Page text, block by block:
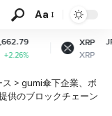
Aa
XRP
XRP
JPY-¥ 165.80
-1.66%
ス > gumi傘下企業、ボ
供のブロックチェーン